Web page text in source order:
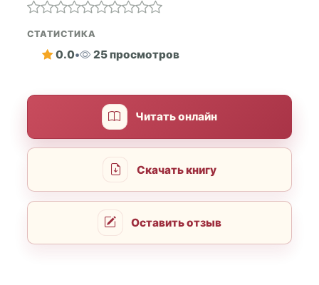
СТАТИСТИКА
0.0• 25 просмотров
Читать онлайн
Скачать книгу
Оставить отзыв